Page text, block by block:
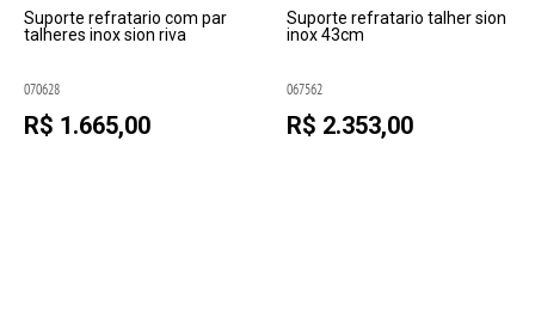
Eletro
Bar
Decor
Suporte refratario com par
talheres inox sion riva
070628
R$ 1.665,00
Suporte refratario talher sion
inox 43cm
067562
R$ 2.353,00